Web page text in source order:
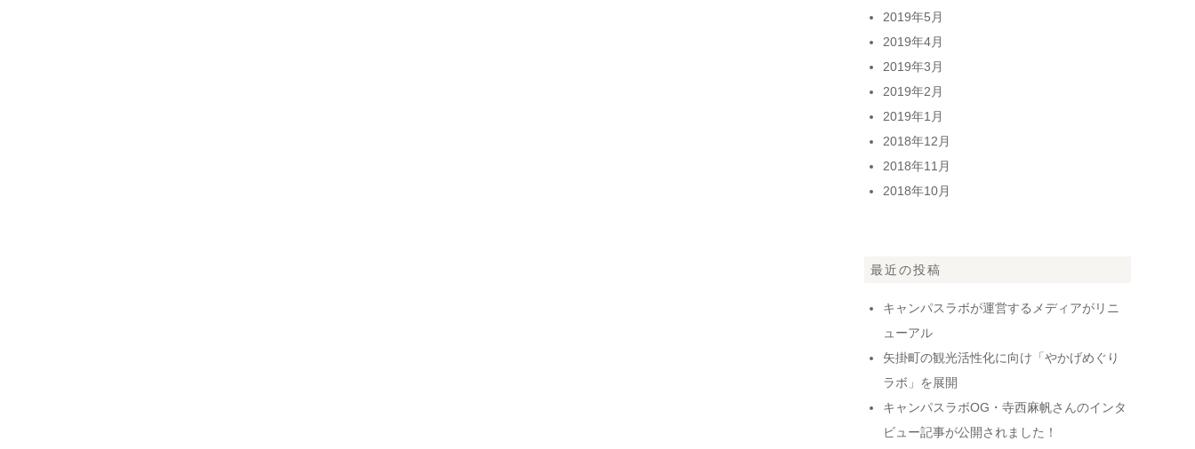
2019年5月
2019年4月
2019年3月
2019年2月
2019年1月
2018年12月
2018年11月
2018年10月
最近の投稿
キャンパスラボが運営するメディアがリニ
ューアル
矢掛町の観光活性化に向け「やかげめぐり
ラボ」を展開
キャンパスラボOG・寺西麻帆さんのインタ
ビュー記事が公開されました！